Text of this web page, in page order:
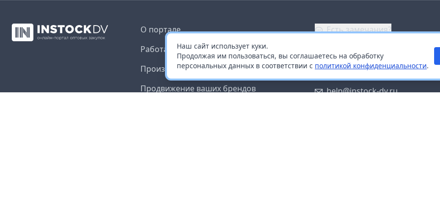
Наш сайт использует куки.
Продолжая им пользоваться, вы соглашаетесь на обработку
персональных данных в соответствии с политикой конфиденциальности.
О портале
Работа с платформой
Производителям и дистрибьюторам
Продвижение ваших брендов
Есть замечания?
Заказать звонок
help@instock-dv.ru